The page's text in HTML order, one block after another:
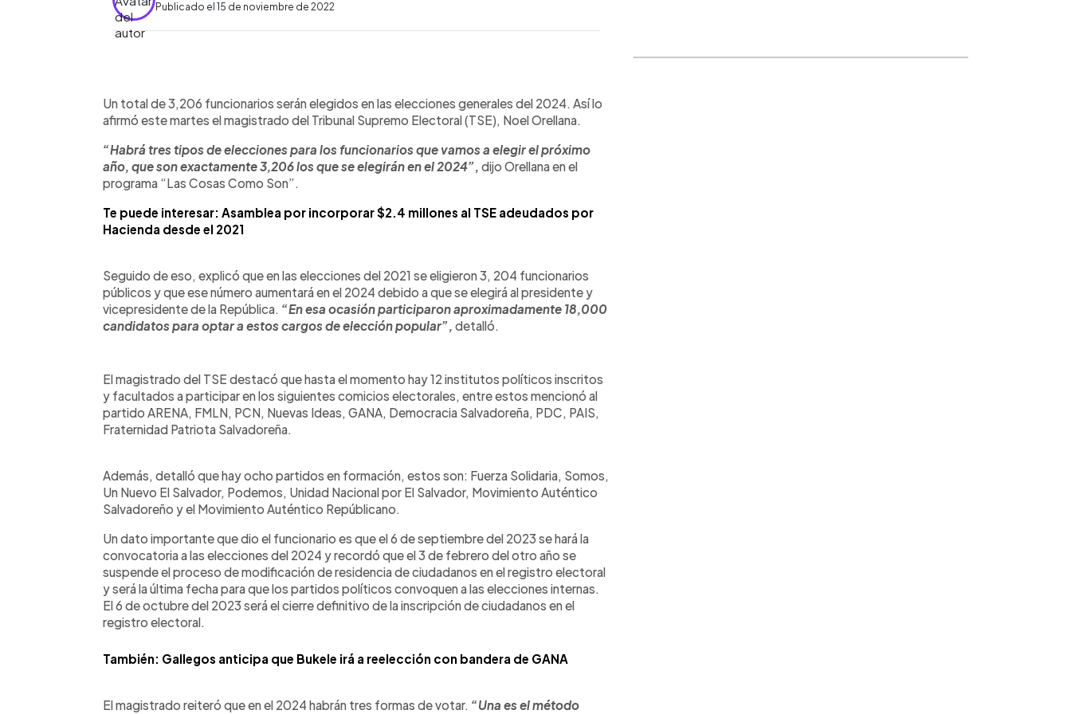
Publicado el 15 de noviembre de 2022
► Escuchar artículo
Un total de 3,206 funcionarios serán elegidos en las elecciones generales del 2024. Así lo
afirmó este martes el magistrado del Tribunal Supremo Electoral (TSE), Noel Orellana.
“Habrá tres tipos de elecciones para los funcionarios que vamos a elegir el próximo
año, que son exactamente 3,206 los que se elegirán en el 2024”, dijo Orellana en el
programa “Las Cosas Como Son”.
Te puede interesar: Asamblea por incorporar $2.4 millones al TSE adeudados por
Hacienda desde el 2021
Seguido de eso, explicó que en las elecciones del 2021 se eligieron 3, 204 funcionarios
públicos y que ese número aumentará en el 2024 debido a que se elegirá al presidente y
vicepresidente de la República. “En esa ocasión participaron aproximadamente 18,000
candidatos para optar a estos cargos de elección popular”, detalló.
El magistrado del TSE destacó que hasta el momento hay 12 institutos políticos inscritos
y facultados a participar en los siguientes comicios electorales, entre estos mencionó al
partido ARENA, FMLN, PCN, Nuevas Ideas, GANA, Democracia Salvadoreña, PDC, PAIS,
Fraternidad Patriota Salvadoreña.
Además, detalló que hay ocho partidos en formación, estos son: Fuerza Solidaria, Somos,
Un Nuevo El Salvador, Podemos, Unidad Nacional por El Salvador, Movimiento Auténtico
Salvadoreño y el Movimiento Auténtico Repúblicano.
Un dato importante que dio el funcionario es que el 6 de septiembre del 2023 se hará la
convocatoria a las elecciones del 2024 y recordó que el 3 de febrero del otro año se
suspende el proceso de modificación de residencia de ciudadanos en el registro electoral
y será la última fecha para que los partidos políticos convoquen a las elecciones internas.
El 6 de octubre del 2023 será el cierre definitivo de la inscripción de ciudadanos en el
registro electoral.
También: Gallegos anticipa que Bukele irá a reelección con bandera de GANA
El magistrado reiteró que en el 2024 habrán tres formas de votar. “Una es el método